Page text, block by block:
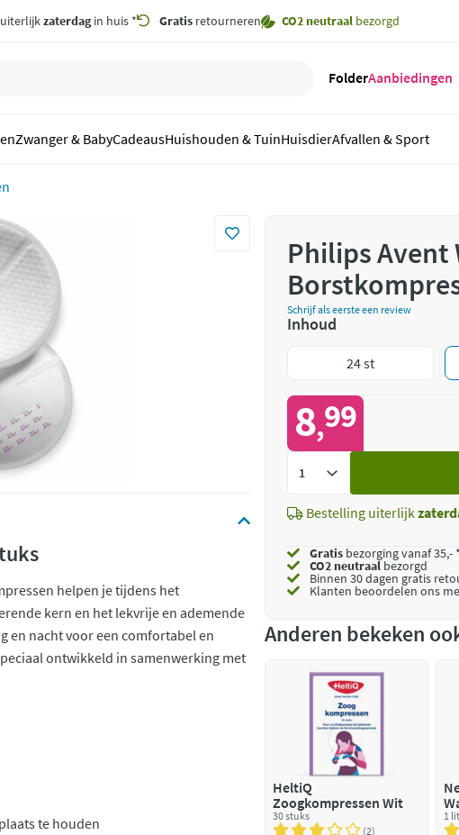
zaterdagin huis * Gratis retourneren CO2 neutraal bezorgd
FolderAanbiedingen
Zwanger & BabyCadeausHuishouden & TuinHuisdierAfvallen & Sport
helpen je tijdens het
kern en het lekvrije en ademende
en nacht voor een comfortabel en
ontwikkeld in samenwerking met
te houden
Philips Avent
Schrijf als eerste een review
Inhoud
24 st
8,99
Bestelling uiterlijk
Gratis bezorging vanaf 35,- *
CO2 neutraalbezorgd
Binnen 30 dagen gratis
Klanten beoordelen ons
Anderen bekeken
HeltiQ
Zoogkompressen Wit
30 stuks
2
1